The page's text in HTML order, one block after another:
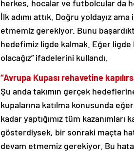
herkes, hocalar ve futbolcular da
İlk adımı attık. Doğru yoldayız
etmemiz gerekiyor. Bunu
hedefimiz ligde kalmak. Eğer ligde
olacağız” ifadelerini kullandı.
“Avrupa Kupası rehavetine
Şu anda takımın gerçek
kupalarına katılma konusunda
kadar yaptığımız tüm
gösterdiysek, bir sonraki maçta
devam etmemiz gerekiyor. Bu